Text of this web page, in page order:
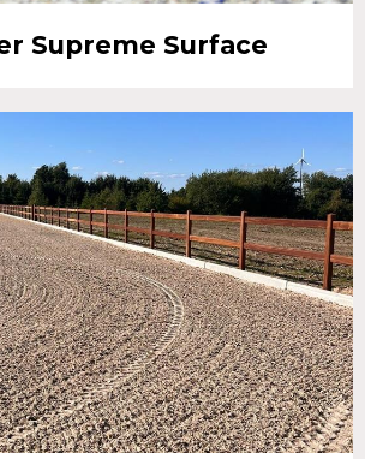
Supreme Surface